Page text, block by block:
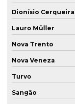
Dionísio Cerqueira
Lauro Müller
Nova Trento
Nova Veneza
Turvo
Sangão